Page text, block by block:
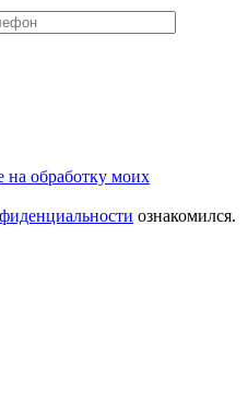
на обработку моих
ознакомился.